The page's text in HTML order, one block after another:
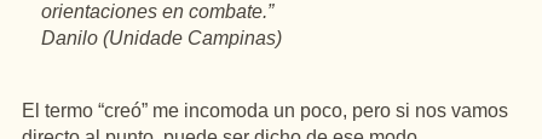
orientaciones en combate.”
Danilo (Unidade Campinas)
El termo “creó” me incomoda un poco, pero si nos vamos